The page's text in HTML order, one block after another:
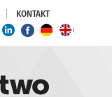
KONTAKT